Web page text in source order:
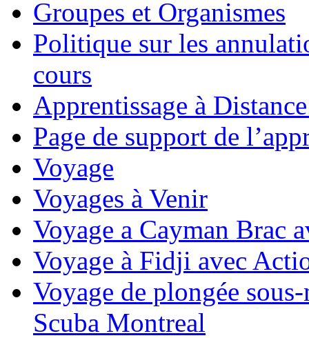
Groupes et Organismes
Politique sur les
cours
Apprentissage à
Page de support de
Voyage
Voyages à Venir
Voyage a Cayman Brac
Voyage à Fidji avec
Voyage de plongée
Scuba Montreal